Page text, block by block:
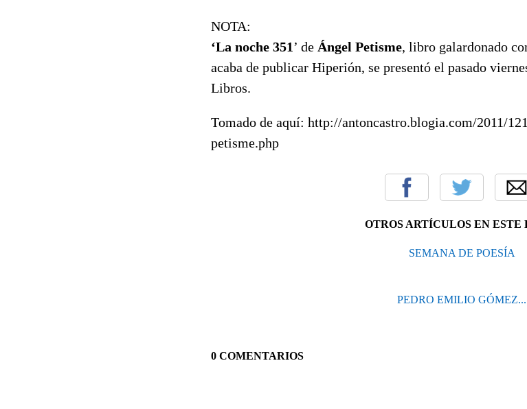
NOTA:
‘La noche 351’ de Ángel Petisme, libro galardonado
acaba de publicar Hiperión, se presentó el pasado
Libros.
Tomado de aquí: http://antoncastro.blogia.com/2011/
petisme.php
OTROS ARTÍCULOS EN ESTE
SEMANA DE POESÍA
PEDRO EMILIO GÓMEZ...
0 COMENTARIOS